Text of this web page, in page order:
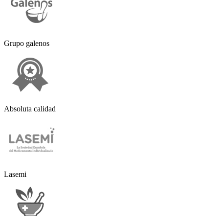
Grupo galenos
Absoluta calidad
Lasemi